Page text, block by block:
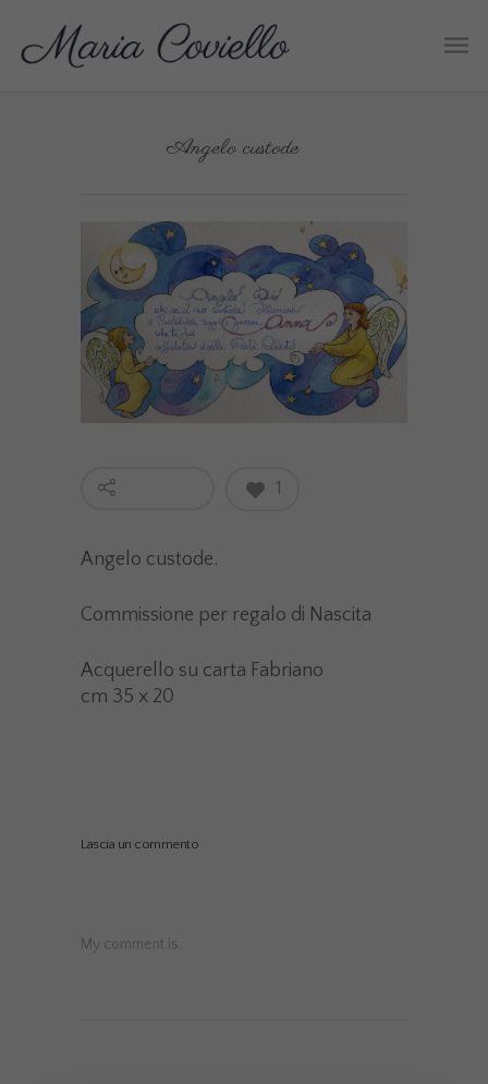
Angelo custode
1
Angelo custode.
Commissione per regalo di Nascita
Acquerello su carta Fabriano
cm 35 x 20
Lascia un commento
My comment is..